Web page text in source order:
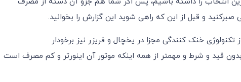
و قبل از این که راهی شوید این گزارش را بخوانید.
تکنولوژی خنک کنندگی مجزا در یخچال و فریزر نیز برخودار
تعویض موتور بدون قید و شرط و مهمتر از همه اینکه موتور آن اینورتر و کم مصرف است